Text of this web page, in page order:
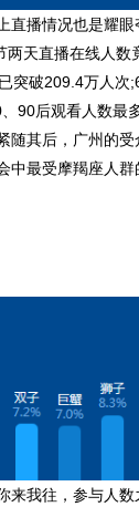
播情况也是耀眼
天直播在线人
突破209.4万人
90后观看人数最
随其后，广州的
中最受摩羯座人
我往，参与人数